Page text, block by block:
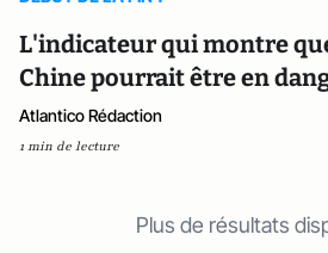
L'indicateur qui montre
Chine pourrait être en
Atlantico Rédaction
1 min de lecture
Plus de résultats